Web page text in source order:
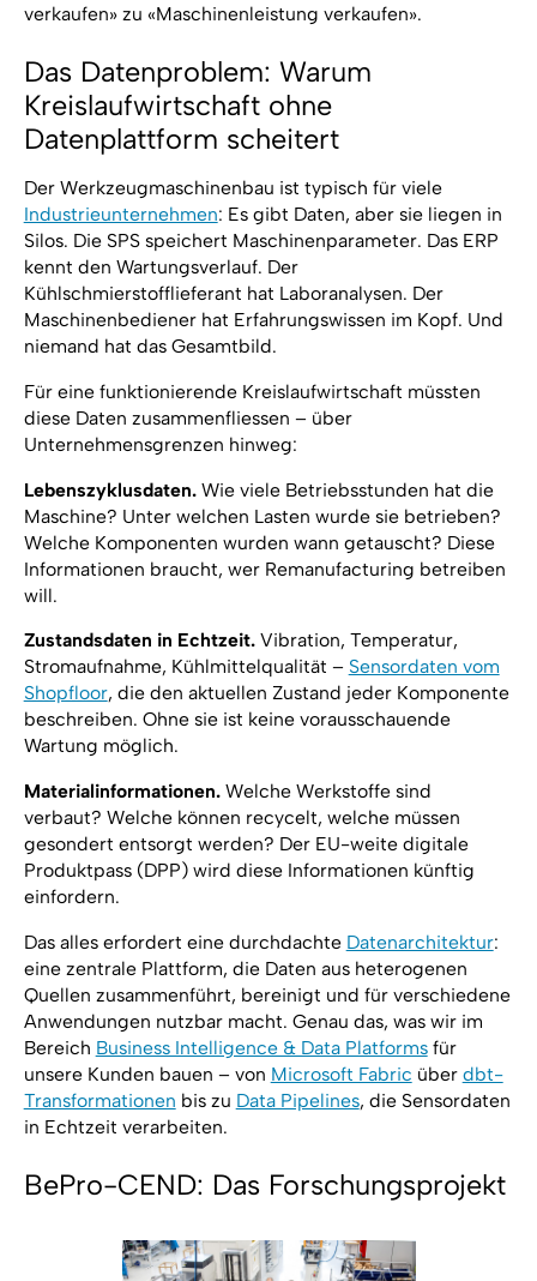
verkaufen» zu «Maschinenleistung verkaufen».
Das Datenproblem: Warum
Kreislaufwirtschaft ohne
Datenplattform scheitert
Der Werkzeugmaschinenbau ist typisch für viele
Industrieunternehmen: Es gibt Daten, aber sie liegen in
Silos. Die SPS speichert Maschinenparameter. Das ERP
kennt den Wartungsverlauf. Der
Kühlschmierstofflieferant hat Laboranalysen. Der
Maschinenbediener hat Erfahrungswissen im Kopf. Und
niemand hat das Gesamtbild.
Für eine funktionierende Kreislaufwirtschaft müssten
diese Daten zusammenfliessen – über
Unternehmensgrenzen hinweg:
Lebenszyklusdaten.Wie viele Betriebsstunden hat die
Maschine? Unter welchen Lasten wurde sie betrieben?
Welche Komponenten wurden wann getauscht? Diese
Informationen braucht, wer Remanufacturing betreiben
will.
Zustandsdaten in Echtzeit.Vibration, Temperatur,
Stromaufnahme, Kühlmittelqualität – Sensordaten vom
Shopfloor, die den aktuellen Zustand jeder Komponente
beschreiben. Ohne sie ist keine vorausschauende
Wartung möglich.
Materialinformationen.Welche Werkstoffe sind
verbaut? Welche können recycelt, welche müssen
gesondert entsorgt werden? Der EU-weite digitale
Produktpass (DPP) wird diese Informationen künftig
einfordern.
Das alles erfordert eine durchdachte Datenarchitektur:
eine zentrale Plattform, die Daten aus heterogenen
Quellen zusammenführt, bereinigt und für verschiedene
Anwendungen nutzbar macht. Genau das, was wir im
Bereich Business Intelligence & Data Platformsfür
unsere Kunden bauen – von Microsoft Fabric über dbt-
Transformationen bis zu Data Pipelines, die Sensordaten
in Echtzeit verarbeiten.
BePro-CEND: Das Forschungsprojekt